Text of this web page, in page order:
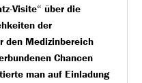
Visite“ über die
der
den Medizinbereich
Chancen
man auf Einladung